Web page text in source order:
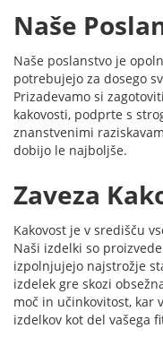
Naše
Naše poslanstvo je
potrebujejo za dosego
Prizadevamo si
kakovosti, podprte s
znanstvenimi
dobijo le najboljše.
Zaveza
Kakovost je v središču
Naši izdelki so
izpolnjujejo najstrožje
izdelek gre skozi
moč in učinkovitost, kar
izdelkov kot del vašega